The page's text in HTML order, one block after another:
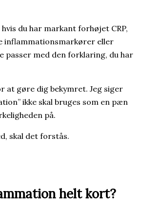
du har markant forhøjet CRP,
inflammationsmarkører eller
passer med den forklaring, du har
at gøre dig bekymret. Jeg siger
ikke skal bruges som en pæn
på.
skal det forstås.
helt kort?